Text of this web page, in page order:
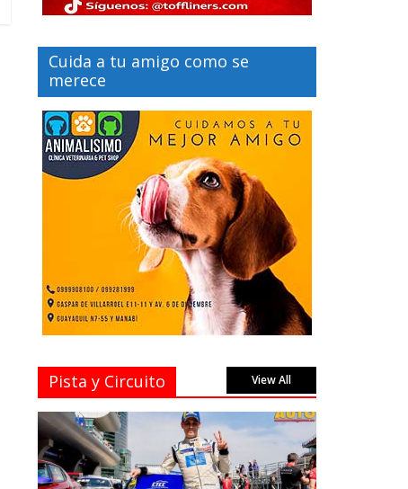
Cuida a tu amigo como se
merece
Pista y Circuito View All